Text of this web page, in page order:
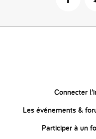
Connecter
Les événements &
Participer à un